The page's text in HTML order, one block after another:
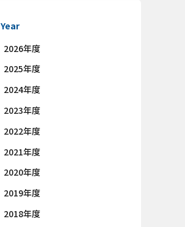
Year
2026年度
2025年度
2024年度
2023年度
2022年度
2021年度
2020年度
2019年度
2018年度